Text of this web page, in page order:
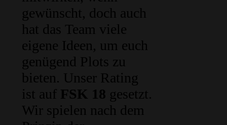
gewünscht, doch auch
hat das Team viele
eigene Ideen, um euch
genügend Plots zu
bieten. Unser Rating
ist auf FSK 18 gesetzt.
Wir spielen nach dem